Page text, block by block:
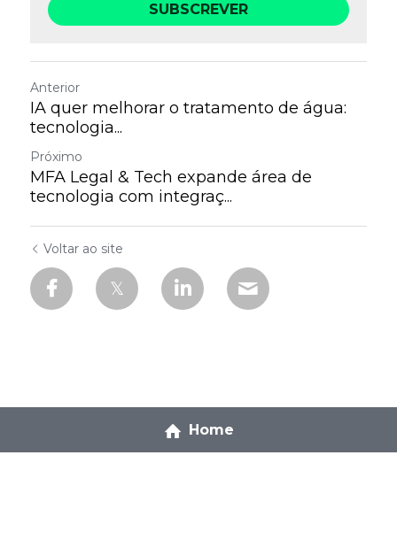
SUBSCREVER
Anterior
IA quer melhorar o tratamento de água:
tecnologia...
Próximo
MFA Legal & Tech expande área de
tecnologia com integraç...
Voltar ao site
Home